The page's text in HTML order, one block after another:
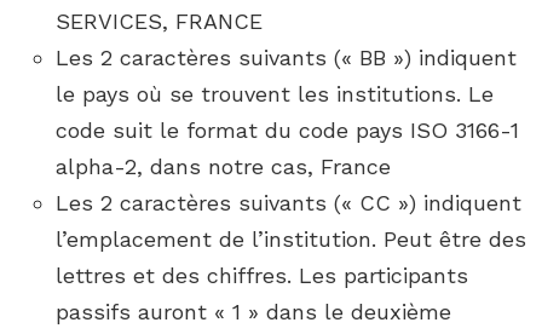
SERVICES, FRANCE
Les 2 caractères suivants (« BB ») indiquent
le pays où se trouvent les institutions. Le
code suit le format du code pays ISO 3166-1
alpha-2, dans notre cas, France
Les 2 caractères suivants (« CC ») indiquent
l’emplacement de l’institution. Peut être des
lettres et des chiffres. Les participants
passifs auront « 1 » dans le deuxième